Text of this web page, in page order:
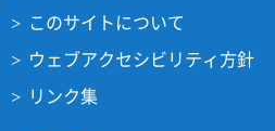
このサイトについて
ウェブアクセシビリティ方針
リンク集